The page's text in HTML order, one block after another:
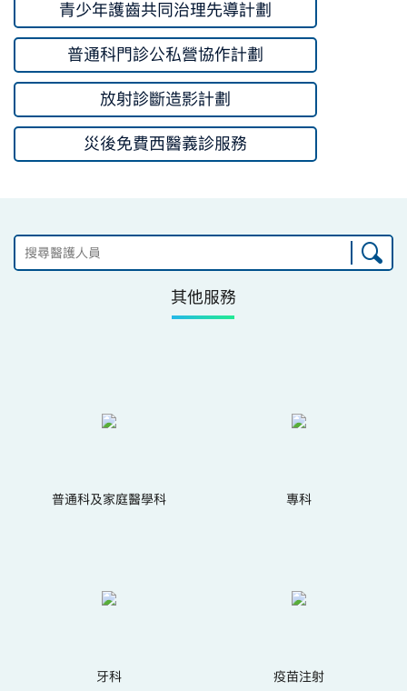
青少年護齒共同治理先導計劃
普通科門診公私營協作計劃
放射診斷造影計劃
災後免費西醫義診服務
其他服務
普通科及家庭醫學科 專科
牙科 疫苗注射